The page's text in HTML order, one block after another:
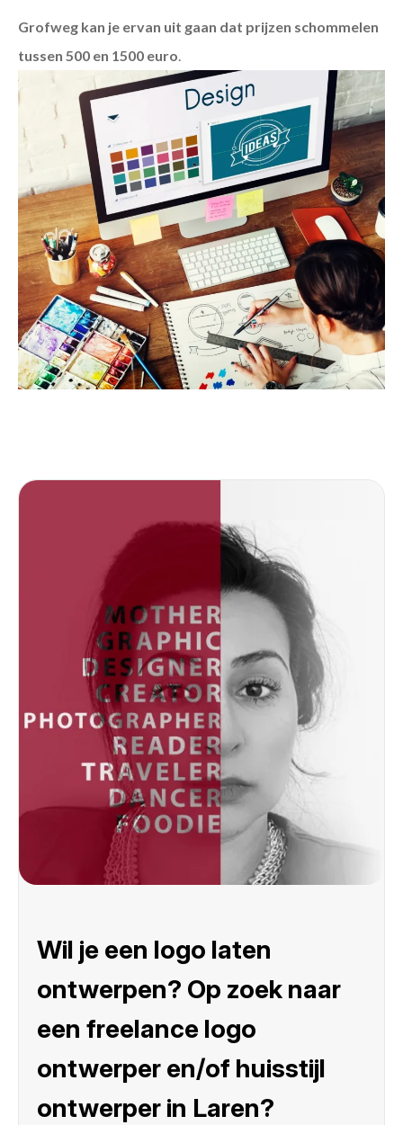
Grofweg kan je ervan uit gaan dat prijzen schommelen
tussen 500 en 1500 euro.
Wil je een logo laten
ontwerpen? Op zoek naar
een freelance logo
ontwerper en/of huisstijl
ontwerper in Laren?